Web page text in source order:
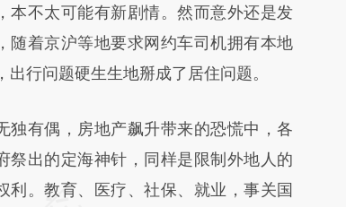
点和立场。推荐点击链接阅读原文细致
校验。
本不太可能有新剧情。然而意外还是发
随着京沪等地要求网约车司机拥有本地
，出行问题硬生生地掰成了居住问题。
有偶，房地产飙升带来的恐慌中，各
祭出的定海神针，同样是限制外地人的
利。教育、医疗、社保、就业，事关国